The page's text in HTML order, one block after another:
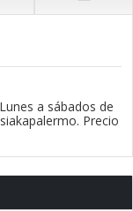
a sábados de
Precio